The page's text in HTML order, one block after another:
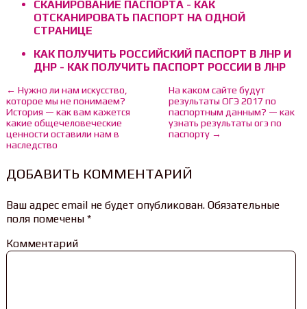
СКАНИРОВАНИЕ ПАСПОРТА - КАК
ОТСКАНИРОВАТЬ ПАСПОРТ НА ОДНОЙ
СТРАНИЦЕ
КАК ПОЛУЧИТЬ РОССИЙСКИЙ ПАСПОРТ В ЛНР И
ДНР - КАК ПОЛУЧИТЬ ПАСПОРТ РОССИИ В ЛНР
← Нужно ли нам искусство,
которое мы не понимаем?
История — как вам кажется
какие общечеловеческие
ценности оставили нам в
наследство
На каком сайте будут
результаты ОГЭ 2017 по
паспортным данным? — как
узнать результаты огэ по
паспорту →
ДОБАВИТЬ КОММЕНТАРИЙ
Ваш адрес email не будет опубликован.Обязательные
поля помечены *
Комментарий